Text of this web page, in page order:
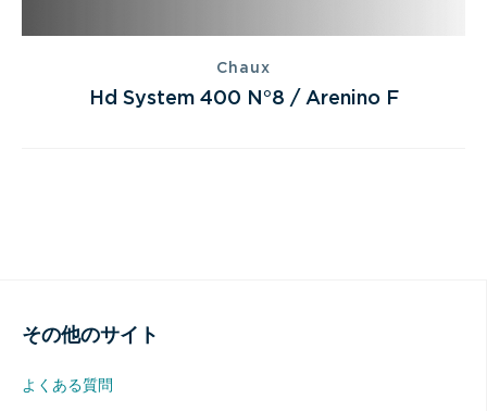
Chaux
Hd System 400 N°8 / Arenino F
その他のサイト
よくある質問